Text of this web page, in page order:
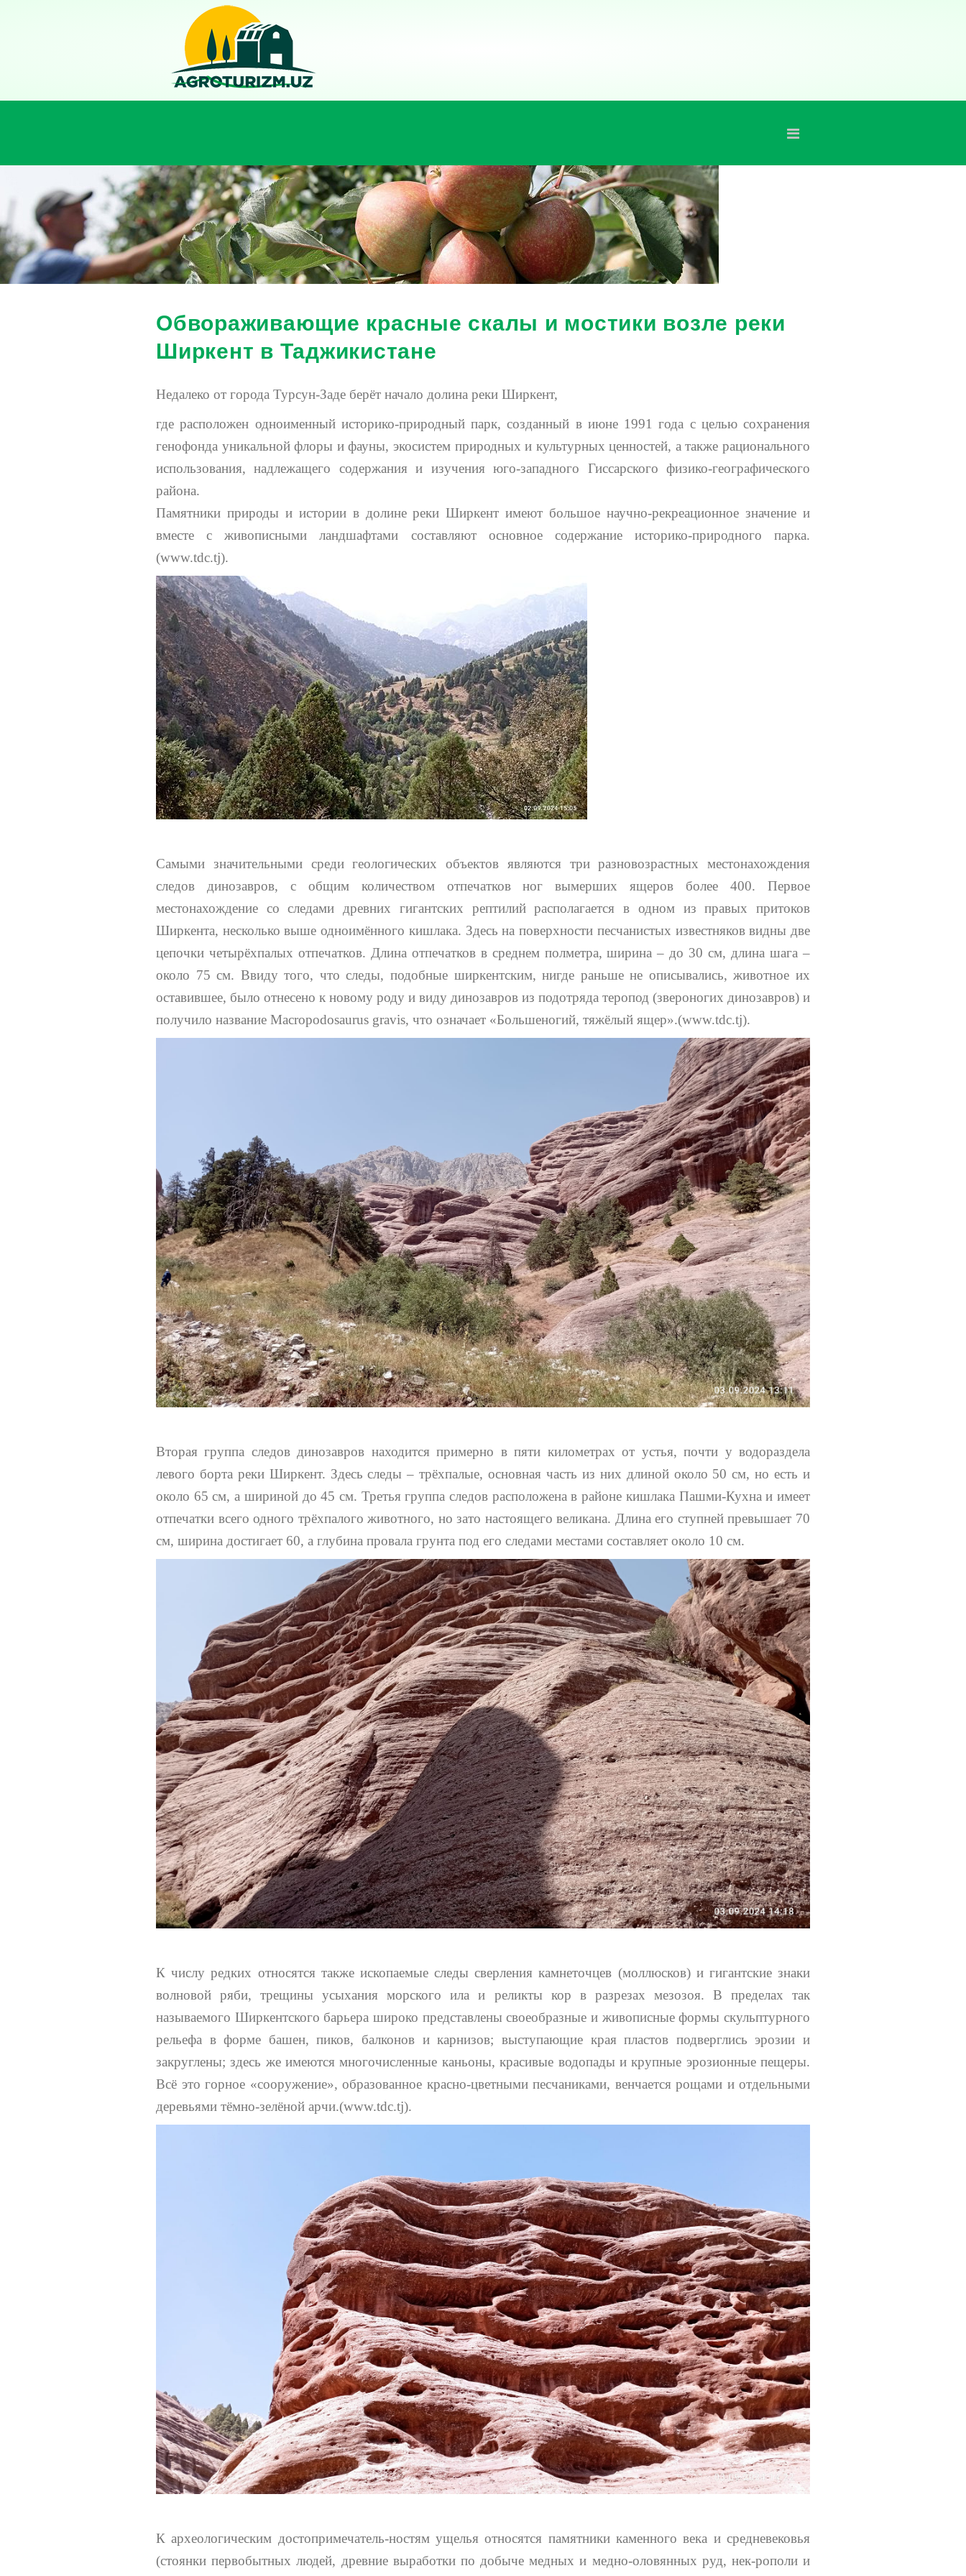
Обвораживающие красные скалы и мостики возле реки
Ширкент в Таджикистане
Недалеко от города Турсун-Заде берёт начало долина реки Ширкент,
где расположен одноименный историко-природный парк, созданный в июне 1991 года с целью сохранения
генофонда уникальной флоры и фауны, экосистем природных и культурных ценностей, а также рационального
использования, надлежащего содержания и изучения юго-западного Гиссарского физико-географического
района.
Памятники природы и истории в долине реки Ширкент имеют большое научно-рекреационное значение и
вместе с живописными ландшафтами составляют основное содержание историко-природного парка.
(www.tdc.tj).
Самыми значительными среди геологических объектов являются три разновозрастных местонахождения
следов динозавров, с общим количеством отпечатков ног вымерших ящеров более 400. Первое
местонахождение со следами древних гигантских рептилий располагается в одном из правых притоков
Ширкента, несколько выше одноимённого кишлака. Здесь на поверхности песчанистых известняков видны две
цепочки четырёхпалых отпечатков. Длина отпечатков в среднем полметра, ширина – до 30 см, длина шага –
около 75 см. Ввиду того, что следы, подобные ширкентским, нигде раньше не описывались, животное их
оставившее, было отнесено к новому роду и виду динозавров из подотряда теропод (звероногих динозавров) и
получило название Macropodosaurus gravis, что означает «Большеногий, тяжёлый ящер».(www.tdc.tj).
Вторая группа следов динозавров находится примерно в пяти километрах от устья, почти у водораздела
левого борта реки Ширкент. Здесь следы – трёхпалые, основная часть из них длиной около 50 см, но есть и
около 65 см, а шириной до 45 см. Третья группа следов расположена в районе кишлака Пашми-Кухна и имеет
отпечатки всего одного трёхпалого животного, но зато настоящего великана. Длина его ступней превышает 70
см, ширина достигает 60, а глубина провала грунта под его следами местами составляет около 10 см.
К числу редких относятся также ископаемые следы сверления камнеточцев (моллюсков) и гигантские знаки
волновой ряби, трещины усыхания морского ила и реликты кор в разрезах мезозоя. В пределах так
называемого Ширкентского барьера широко представлены своеобразные и живописные формы скульптурного
рельефа в форме башен, пиков, балконов и карнизов; выступающие края пластов подверглись эрозии и
закруглены; здесь же имеются многочисленные каньоны, красивые водопады и крупные эрозионные пещеры.
Всё это горное «сооружение», образованное красно-цветными песчаниками, венчается рощами и отдельными
деревьями тёмно-зелёной арчи.(www.tdc.tj).
К археологическим достопримечатель-ностям ущелья относятся памятники каменного века и средневековья
(стоянки первобытных людей, древние выработки по добыче медных и медно-оловянных руд, нек-рополи и